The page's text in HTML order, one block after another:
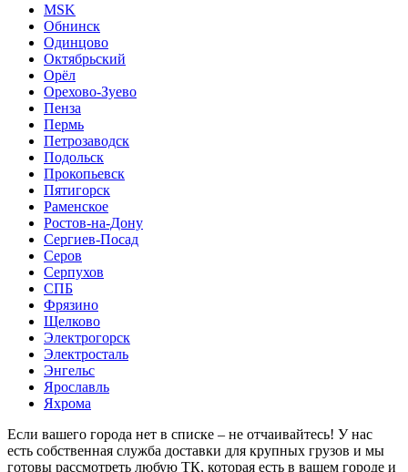
MSK
Обнинск
Одинцово
Октябрьский
Орёл
Орехово-Зуево
Пенза
Пермь
Петрозаводск
Подольск
Прокопьевск
Пятигорск
Раменское
Ростов-на-Дону
Сергиев-Посад
Серов
Серпухов
СПБ
Фрязино
Щелково
Электрогорск
Электросталь
Энгельс
Ярославль
Яхрома
Если вашего города нет в списке – не отчаивайтесь! У нас
есть собственная служба доставки для крупных грузов и мы
готовы рассмотреть любую ТК, которая есть в вашем городе и